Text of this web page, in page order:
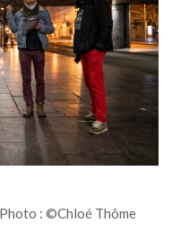
Photo : ©Chloé Thôme